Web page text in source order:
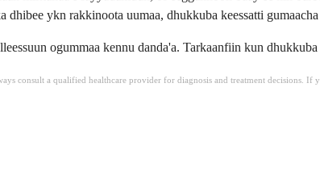
ykn rakkinoota uumaa, dhukkuba keessatti
ogummaa kennu danda'a. Tarkaanfiin kun
consult a qualified healthcare provider for diagnosis and treatment decisions. If